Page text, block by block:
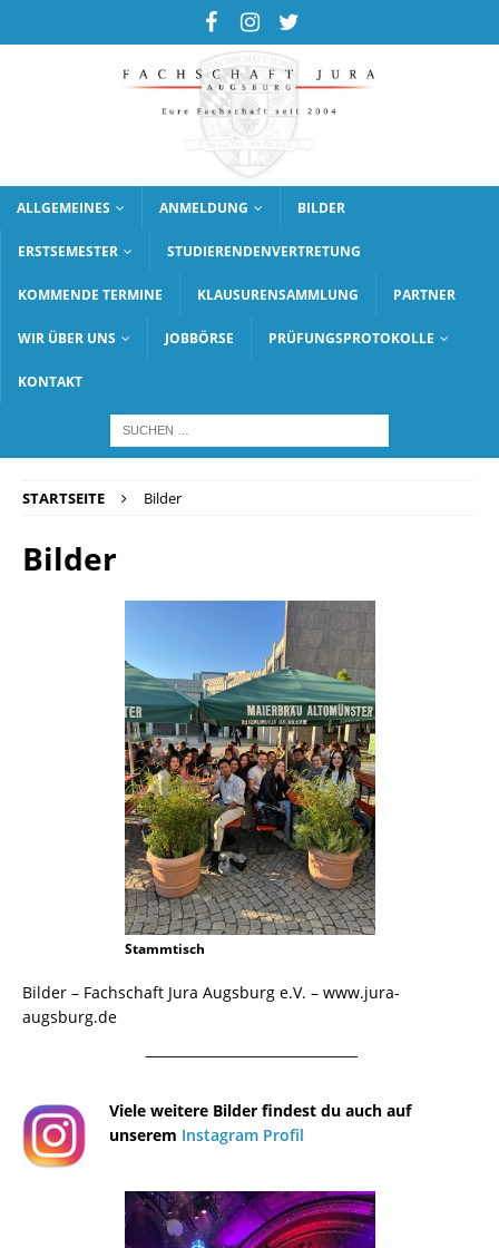
ALLGEMEINES ANMELDUNG BILDER
ERSTSEMESTER STUDIERENDENVERTRETUNG
KOMMENDE TERMINE KLAUSURENSAMMLUNG PARTNER
WIR ÜBER UNS JOBBÖRSE PRÜFUNGSPROTOKOLLE
KONTAKT
STARTSEITE Bilder
Bilder
Stammtisch
Bilder – Fachschaft Jura Augsburg e.V. – www.jura-
augsburg.de
¯¯¯¯¯¯¯¯¯¯¯¯¯¯¯¯¯¯¯¯¯¯¯¯¯¯¯¯¯¯¯¯¯¯¯¯¯¯
Viele weitere Bilder findest du auch auf
unserem Instagram Profil